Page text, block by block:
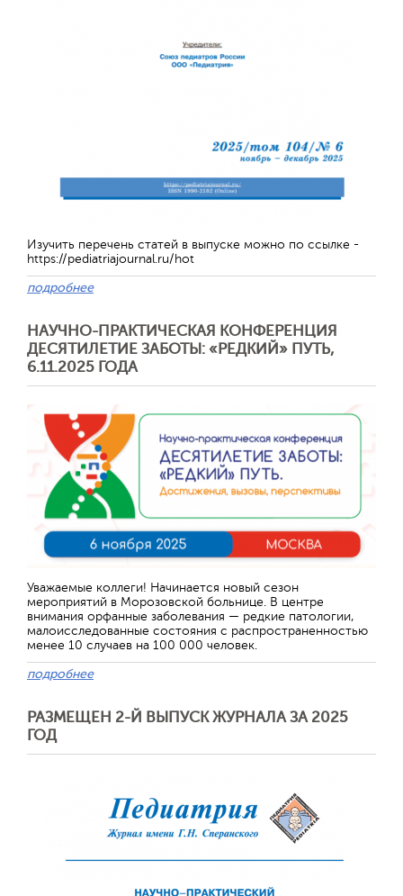
Изучить перечень статей в выпуске можно по ссылке -
https://pediatriajournal.ru/hot
подробнее
НАУЧНО-ПРАКТИЧЕСКАЯ КОНФЕРЕНЦИЯ
ДЕСЯТИЛЕТИЕ ЗАБОТЫ: «РЕДКИЙ» ПУТЬ,
6.11.2025 ГОДА
Уважаемые коллеги! Начинается новый сезон
мероприятий в Морозовской больнице. В центре
внимания орфанные заболевания — редкие патологии,
малоисследованные состояния с распространенностью
менее 10 случаев на 100 000 человек.
подробнее
РАЗМЕЩЕН 2-Й ВЫПУСК ЖУРНАЛА ЗА 2025
ГОД